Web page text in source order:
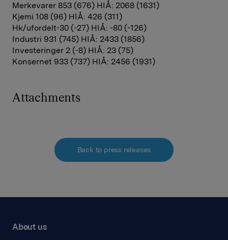
Merkevarer 853 (676) HIÅ: 2068 (1631)
Kjemi 108 (96) HIÅ: 426 (311)
Hk/ufordelt-30 (-27) HIÅ: -80 (-126)
Industri 931 (745) HIÅ: 2433 (1856)
Investeringer 2 (-8) HIÅ: 23 (75)
Konsernet 933 (737) HIÅ: 2456 (1931)
Attachments
Back to press releases
About us